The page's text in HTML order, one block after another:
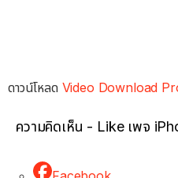
ดาวน์โหลด Video Download
ความคิดเห็น - Like เพจ